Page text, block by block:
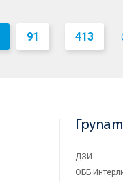
91 ... 413
ДЗИ
ОББ